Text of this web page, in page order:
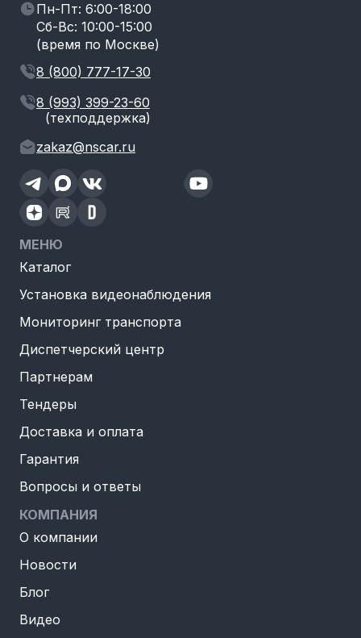
Пн-Пт: 6:00-18:00
Сб-Вс: 10:00-15:00
(время по Москве)
8 (800) 777-17-30
8 (993) 399-23-60
(техподдержка)
zakaz@nscar.ru
МЕНЮ
Каталог
Установка видеонаблюдения
Мониторинг транспорта
Диспетчерский центр
Партнерам
Тендеры
Доставка и оплата
Гарантия
Вопросы и ответы
КОМПАНИЯ
О компании
Новости
Блог
Видео